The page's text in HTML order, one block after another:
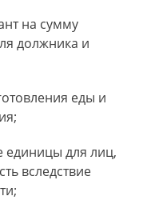
на сумму
должника и
еды и
единицы для лиц,
вследствие